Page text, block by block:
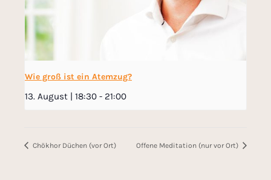
Wie groß ist ein Atemzug?
13. August | 18:30 - 21:00
Chökhor Düchen (vor Ort) Offene Meditation (nur vor Ort)